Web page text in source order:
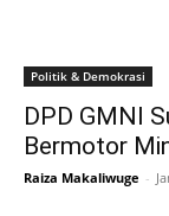
Politik & Demokrasi
DPD GMNI
Bermotor
Raiza Makaliwuge -